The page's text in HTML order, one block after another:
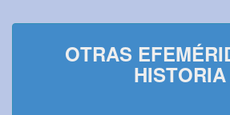
OTRAS
HISTORIA